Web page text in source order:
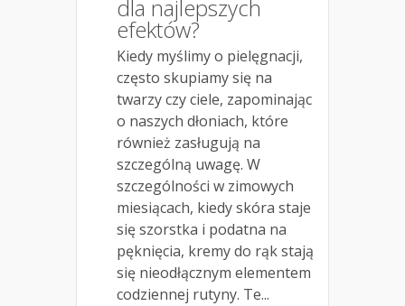
dla najlepszych
efektów?
Kiedy myślimy o pielęgnacji,
często skupiamy się na
twarzy czy ciele, zapominając
o naszych dłoniach, które
również zasługują na
szczególną uwagę. W
szczególności w zimowych
miesiącach, kiedy skóra staje
się szorstka i podatna na
pęknięcia, kremy do rąk stają
się nieodłącznym elementem
codziennej rutyny. Te...